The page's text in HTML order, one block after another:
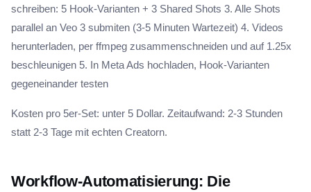
schreiben: 5 Hook-Varianten + 3 Shared Shots 3. Alle Shots
parallel an Veo 3 submiten (3-5 Minuten Wartezeit) 4. Videos
herunterladen, per ffmpeg zusammenschneiden und auf 1.25x
beschleunigen 5. In Meta Ads hochladen, Hook-Varianten
gegeneinander testen
Kosten pro 5er-Set: unter 5 Dollar. Zeitaufwand: 2-3 Stunden
statt 2-3 Tage mit echten Creatorn.
Workflow-Automatisierung: Die